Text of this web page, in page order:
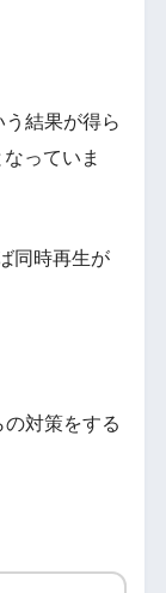
結果が得ら
っていま
同時再生が
対策をする